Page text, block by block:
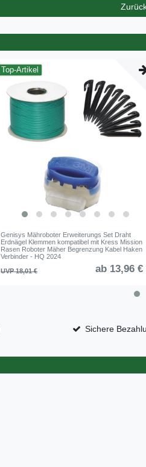
Top-Artikel
Genisys Mähroboter Erweiterungs Set Draht
Erdnägel Klemmen kompatibel mit Kress Mission
Rasen Roboter Mäher Begrenzung Kabel Haken
Verbinder - HQ 2024
UVP 18,01 €
ab 13,96 €
Sichere